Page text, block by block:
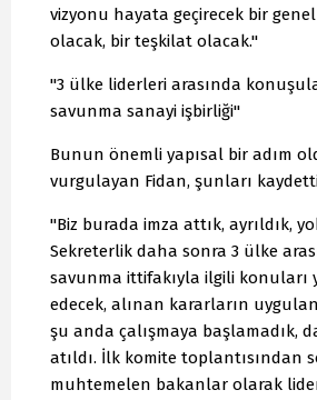
vizyonu hayata geçirecek bir
olacak, bir teşkilat olacak."
"3 ülke liderleri arasında
savunma sanayi işbirliği"
Bunun önemli yapısal bir adım
vurgulayan Fidan, şunları
"Biz burada imza attık, ayrıldık,
Sekreterlik daha sonra 3 ülke
savunma ittifakıyla ilgili konuları
edecek, alınan kararların
şu anda çalışmaya başlamadık,
atıldı. İlk komite toplantısından
muhtemelen bakanlar olarak